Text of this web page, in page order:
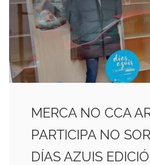
MERCA NO CCA
PARTICIPA NO
DÍAS AZUIS